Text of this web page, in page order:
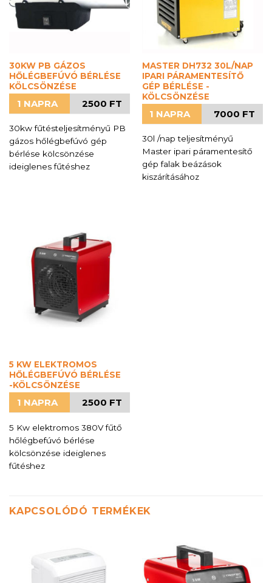
30KW PB GÁZOS
HŐLÉGBEFÚVÓ BÉRLÉSE
KÖLCSÖNZÉSE
1 NAPRA 2500 FT
30kw fűtésteljesítményű PB
gázos hőlégbefúvó gép
bérlése kölcsönzése
ideiglenes fűtéshez
MASTER DH732 30L/NAP
IPARI PÁRAMENTESÍTŐ
GÉP BÉRLÉSE -
KÖLCSÖNZÉSE
1 NAPRA 7000 FT
30l /nap teljesítményű
Master ipari páramentesítő
gép falak beázások
kiszárításához
5 KW ELEKTROMOS
HŐLÉGBEFÚVÓ BÉRLÉSE
-KÖLCSÖNZÉSE
1 NAPRA 2500 FT
5 Kw elektromos 380V fűtő
hőlégbefúvó bérlése
kölcsönzése ideiglenes
fűtéshez
KAPCSOLÓDÓ TERMÉKEK